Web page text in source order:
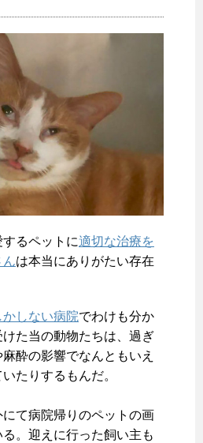
るペットに適切な治療を
んは本当にありがたい存在
しない病院でわけも分か
た当の動物たちは、過ぎ
酔の影響でなんともいえ
たりするもんだ。
て病院帰りのペットの画
。迎えに行った飼い主も